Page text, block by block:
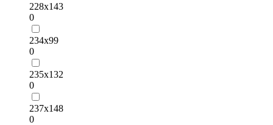
228х143
0
234х99
0
235х132
0
237х148
0